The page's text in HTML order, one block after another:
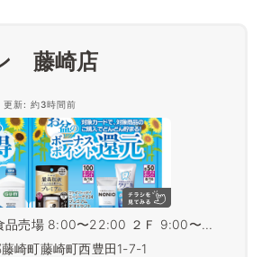
藤崎店
更新: 約3時間前
１Ｆ食品売場 8:00〜22:00 ２Ｆ 9:00〜...
崎町藤崎町西豊田1-7-1